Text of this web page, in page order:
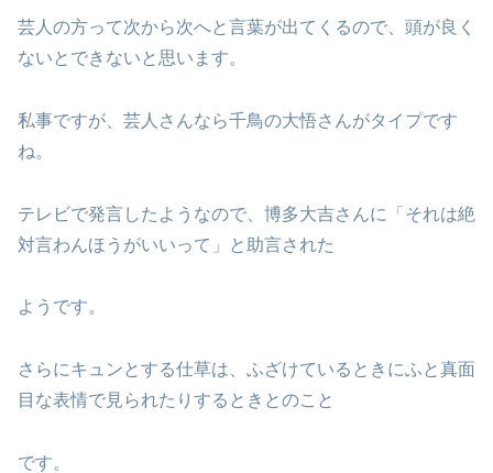
芸人の方って次から次へと言葉が出てくるので、頭が良く
ないとできないと思います。
私事ですが、芸人さんなら千鳥の大悟さんがタイプです
ね。
テレビで発言したようなので、博多大吉さんに「それは絶
対言わんほうがいいって」と助言された
ようです。
さらにキュンとする仕草は、ふざけているときにふと真面
目な表情で見られたりするときとのこと
です。